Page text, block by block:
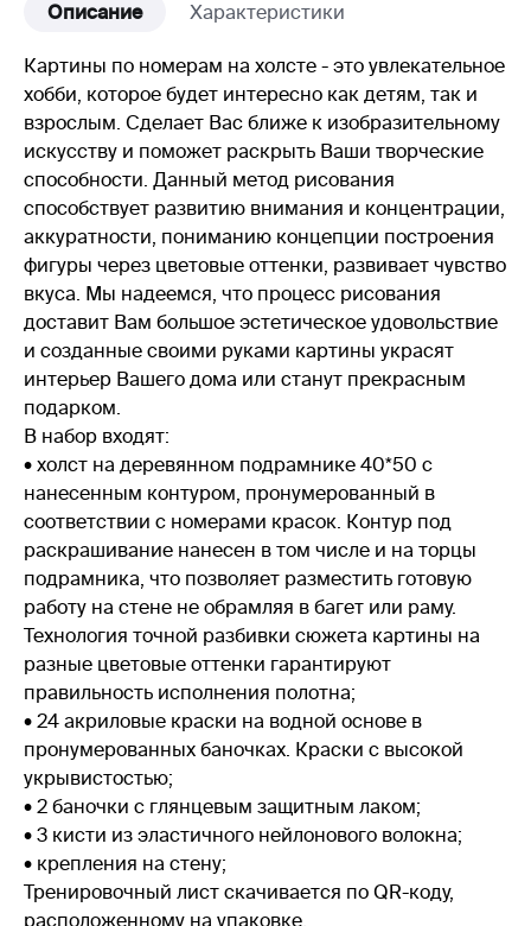
Описание Характеристики
Картины по номерам на холсте - это увлекательное
хобби, которое будет интересно как детям, так и
взрослым. Сделает Вас ближе к изобразительному
искусству и поможет раскрыть Ваши творческие
способности. Данный метод рисования
способствует развитию внимания и концентрации,
аккуратности, пониманию концепции построения
фигуры через цветовые оттенки, развивает чувство
вкуса. Мы надеемся, что процесс рисования
доставит Вам большое эстетическое удовольствие
и созданные своими руками картины украсят
интерьер Вашего дома или станут прекрасным
подарком.
В набор входят:
• холст на деревянном подрамнике 40*50 с
нанесенным контуром, пронумерованный в
соответствии с номерами красок. Контур под
раскрашивание нанесен в том числе и на торцы
подрамника, что позволяет разместить готовую
работу на стене не обрамляя в багет или раму.
Технология точной разбивки сюжета картины на
разные цветовые оттенки гарантируют
правильность исполнения полотна;
• 24 акриловые краски на водной основе в
пронумерованных баночках. Краски с высокой
укрывистостью;
• 2 баночки с глянцевым защитным лаком;
• 3 кисти из эластичного нейлонового волокна;
• крепления на стену;
Тренировочный лист скачивается по QR-коду,
расположенному на упаковке.